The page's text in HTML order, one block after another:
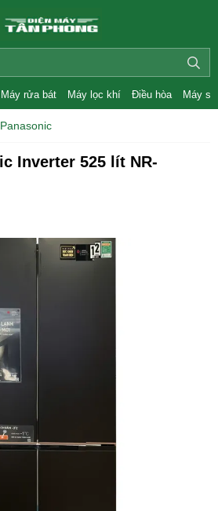
Máy rửa bát Máy lọc khí Điều hòa Máy
Panasonic
Inverter 525 lít NR-